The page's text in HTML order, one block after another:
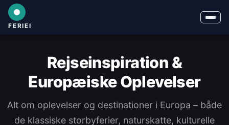
FERIEI
Rejseinspiration &
Europæiske Oplevelser
Alt om oplevelser og destinationer i Europa – både
de klassiske storbyferier, naturskatte, kulturelle